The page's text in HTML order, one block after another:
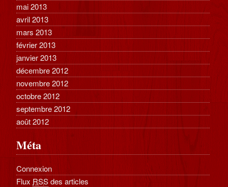
mai 2013
avril 2013
mars 2013
février 2013
janvier 2013
décembre 2012
novembre 2012
octobre 2012
septembre 2012
août 2012
Méta
Connexion
Flux RSSdes articles